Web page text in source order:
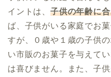
イントは、 子供の年齢に
ば、子供がいる家庭でお
すが、０歳や１歳の子供
い市販のお菓子を与えて
は喜びません。また、子